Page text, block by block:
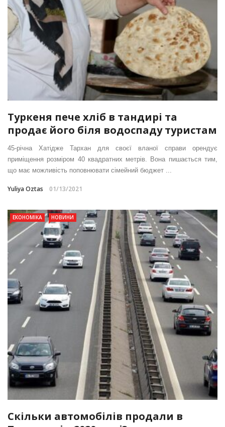
Туркеня пече хліб в тандирі та
продає його біля водоспаду туристам
45-річна Хатідже Тархан для своєї вланої справи орендує
приміщення розміром 40 квадратних метрів. Вона пишається тим,
що має можливість поповнювати сімейний бюджет ...
Yuliya Oztas 01/13/2021
ЕКОНОМІКА НОВИНИ
Скільки автомобілів продали в